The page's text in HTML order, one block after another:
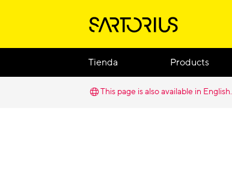
Tienda Products
This page is also available in English.